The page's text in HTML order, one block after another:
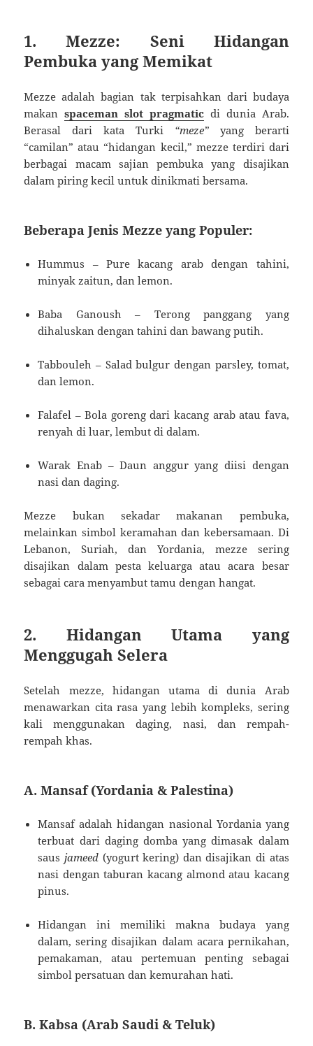
1. Mezze: Seni Hidangan
Pembuka yang Memikat
Mezze adalah bagian tak terpisahkan dari budaya
makanspaceman slot pragmatic di dunia Arab.
Berasal dari kata Turki “meze”yang berarti
“camilan” atau “hidangan kecil,” mezze terdiri dari
berbagai macam sajian pembuka yang disajikan
dalam piring kecil untuk dinikmati bersama.
Beberapa Jenis Mezze yang Populer:
Hummus – Pure kacang arab dengan tahini,
minyak zaitun, dan lemon.
Baba Ganoush – Terong panggang yang
dihaluskan dengan tahini dan bawang putih.
Tabbouleh – Salad bulgur dengan parsley, tomat,
dan lemon.
Falafel – Bola goreng dari kacang arab atau fava,
renyah di luar, lembut di dalam.
Warak Enab – Daun anggur yang diisi dengan
nasi dan daging.
Mezze bukan sekadar makanan pembuka,
melainkan simbol keramahan dan kebersamaan. Di
Lebanon, Suriah, dan Yordania, mezze sering
disajikan dalam pesta keluarga atau acara besar
sebagai cara menyambut tamu dengan hangat.
2. Hidangan Utama yang
Menggugah Selera
Setelah mezze, hidangan utama di dunia Arab
menawarkan cita rasa yang lebih kompleks, sering
kali menggunakan daging, nasi, dan rempah-
rempah khas.
A. Mansaf (Yordania & Palestina)
Mansaf adalah hidangan nasional Yordania yang
terbuat dari daging domba yang dimasak dalam
saus jameed (yogurt kering) dan disajikan di atas
nasi dengan taburan kacang almond atau kacang
pinus.
Hidangan ini memiliki makna budaya yang
dalam, sering disajikan dalam acara pernikahan,
pemakaman, atau pertemuan penting sebagai
simbol persatuan dan kemurahan hati.
B. Kabsa (Arab Saudi & Teluk)